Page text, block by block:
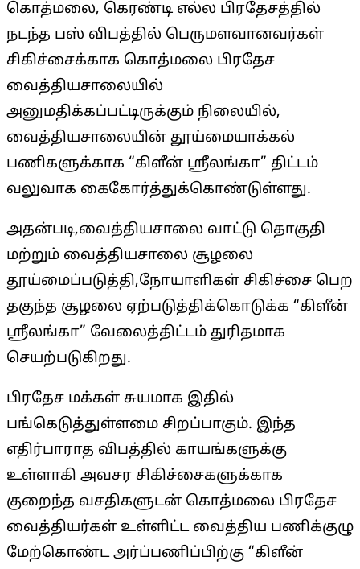
கொத்மலை, கெரண்டி எல்ல பிரதேசத்தில்
நடந்த பஸ் விபத்தில் பெருமளவானவர்கள்
சிகிச்சைக்காக கொத்மலை பிரதேச
வைத்தியசாலையில்
அனுமதிக்கப்பட்டிருக்கும் நிலையில்,
வைத்தியசாலையின் தூய்மையாக்கல்
பணிகளுக்காக “கிளீன் ஸ்ரீலங்கா” திட்டம்
வலுவாக கைகோர்த்துக்கொண்டுள்ளது.
அதன்படி,வைத்தியசாலை வாட்டு தொகுதி
மற்றும் வைத்தியசாலை சூழலை
தூய்மைப்படுத்தி,நோயாளிகள் சிகிச்சை பெற
தகுந்த சூழலை ஏற்படுத்திக்கொடுக்க “கிளீன்
ஸ்ரீலங்கா” வேலைத்திட்டம் துரிதமாக
செயற்படுகிறது.
பிரதேச மக்கள் சுயமாக இதில்
பங்கெடுத்துள்ளமை சிறப்பாகும். இந்த
எதிர்பாராத விபத்தில் காயங்களுக்கு
உள்ளாகி அவசர சிகிச்சைகளுக்காக
குறைந்த வசதிகளுடன் கொத்மலை பிரதேச
வைத்தியர்கள் உள்ளிட்ட வைத்திய பணிக்குழு
மேற்கொண்ட அர்ப்பணிப்பிற்கு “கிளீன்